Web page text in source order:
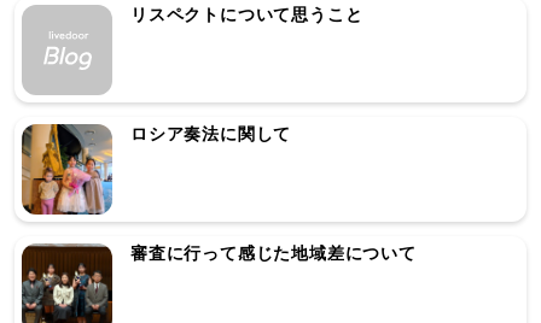
リスペクトについて思うこと
ロシア奏法に関して
審査に行って感じた地域差について